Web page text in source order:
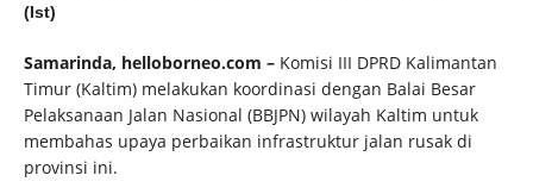
(Ist)
Samarinda, helloborneo.com – Komisi III DPRD Kalimantan
Timur (Kaltim) melakukan koordinasi dengan Balai Besar
Pelaksanaan Jalan Nasional (BBJPN) wilayah Kaltim untuk
membahas upaya perbaikan infrastruktur jalan rusak di
provinsi ini.